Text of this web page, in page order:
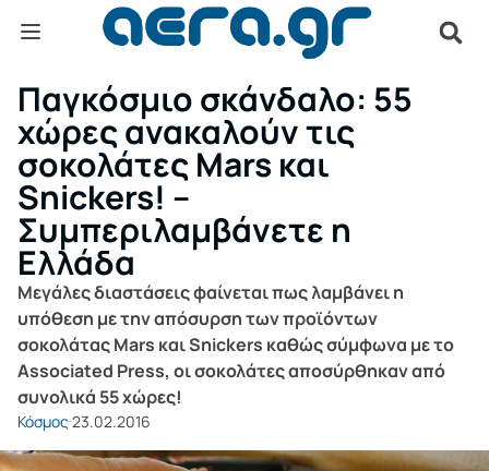
Παγκόσμιο σκάνδαλο: 55
χώρες ανακαλούν τις
σοκολάτες Mars και
Snickers! –
Συμπεριλαμβάνετε η
Ελλάδα
Μεγάλες διαστάσεις φαίνεται πως λαμβάνει η
υπόθεση με την απόσυρση των προϊόντων
σοκολάτας Mars και Snickers καθώς σύμφωνα με το
Associated Press, οι σοκολάτες αποσύρθηκαν από
συνολικά 55 χώρες!
Κόσμος 23.02.2016